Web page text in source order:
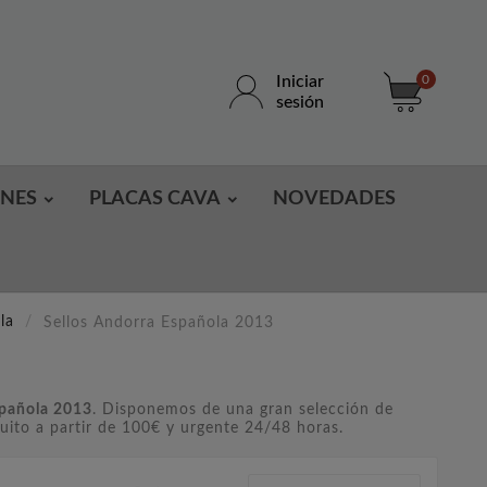
Iniciar
sesión
0
PLACAS CAVA NOVEDADES
Sellos Andorra Española 2013
2013. Disponemos de una gran selección de
a partir de 100€ y urgente 24/48 horas.